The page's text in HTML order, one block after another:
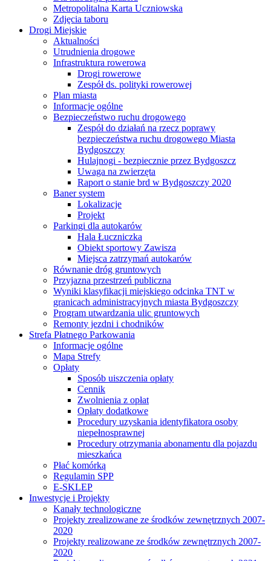
Metropolitalna Karta Uczniowska
Zdjęcia taboru
Drogi Miejskie
Aktualności
Utrudnienia drogowe
Infrastruktura rowerowa
Drogi rowerowe
Zespół ds. polityki rowerowej
Plan miasta
Informacje ogólne
Bezpieczeństwo ruchu drogowego
Zespół do działań na rzecz poprawy
bezpieczeństwa ruchu drogowego Miasta
Bydgoszczy
Hulajnogi - bezpiecznie przez Bydgoszcz
Uwaga na zwierzęta
Raport o stanie brd w Bydgoszczy 2020
Baner system
Lokalizacje
Projekt
Parkingi dla autokarów
Hala Łuczniczka
Obiekt sportowy Zawisza
Miejsca zatrzymań autokarów
Równanie dróg gruntowych
Przyjazna przestrzeń publiczna
Wyniki klasyfikacji miejskiego odcinka TNT w
granicach administracyjnych miasta Bydgoszczy
Program utwardzania ulic gruntowych
Remonty jezdni i chodników
Strefa Płatnego Parkowania
Informacje ogólne
Mapa Strefy
Opłaty
Sposób uiszczenia opłaty
Cennik
Zwolnienia z opłat
Opłaty dodatkowe
Procedury uzyskania identyfikatora osoby
niepełnosprawnej
Procedury otrzymania abonamentu dla pojazdu
mieszkańca
Płać komórką
Regulamin SPP
E-SKLEP
Inwestycje i Projekty
Kanały technologiczne
Projekty zrealizowane ze środków zewnętrznych 2007-
2020
Projekty realizowane ze środków zewnętrznych 2007-
2020